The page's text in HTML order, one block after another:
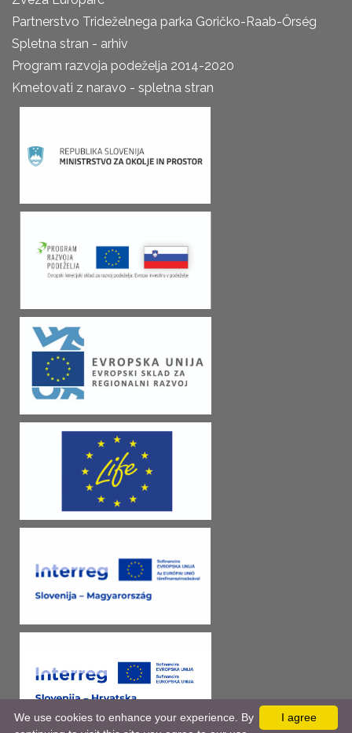
Partnerstvo Trideželnega parka Goričko-Raab-Őrség
Spletna stran - arhiv
Program razvoja podeželja 2014-2020
Kmetovati z naravo - spletna stran
I agree
We use cookies to enhance your experience. By